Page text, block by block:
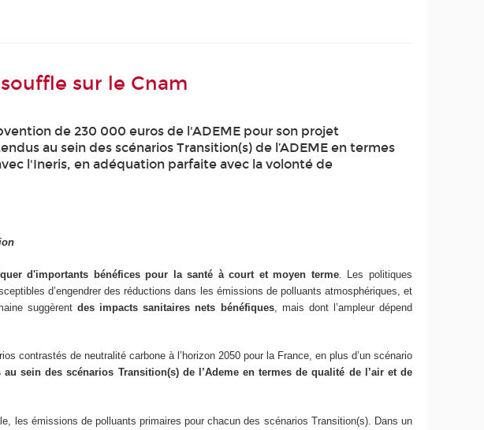
sur le Cnam
de 230 000 euros de l'ADEME pour son projet
au sein des scénarios Transition(s) de l’ADEME en termes
l'Ineris, en adéquation parfaite avec la volonté de
d'importants bénéfices pour la santé à court et moyen terme. Les politiques
d’engendrer des réductions dans les émissions de polluants atmosphériques, et
suggèrentdes impacts sanitaires nets bénéfiques, mais dont l’ampleur dépend
contrastés de neutralité carbone à l’horizon 2050 pour la France, en plus d’un scénario
sein des scénarios Transition(s) de l’Ademe en termes de qualité de l’air et de
les émissions de polluants primaires pour chacun des scénarios Transition(s). Dans un